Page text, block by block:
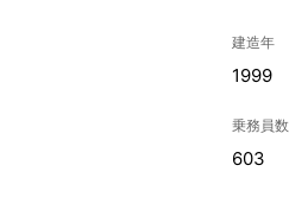
建造年
1999
乗務員数
603